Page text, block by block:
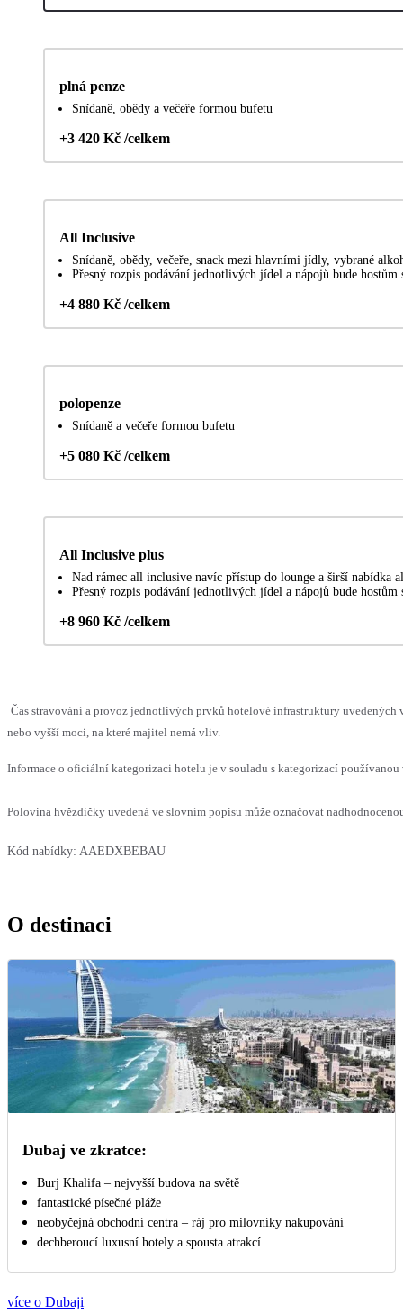
plná penze
Snídaně, obědy a večeře formou bufetu
+3 420 Kč /celkem
All Inclusive
Snídaně, obědy, večeře, snack mezi hlavními jídly, vybrané
Přesný rozpis podávání jednotlivých jídel a nápojů bude
+4 880 Kč /celkem
polopenze
Snídaně a večeře formou bufetu
+5 080 Kč /celkem
All Inclusive plus
Nad rámec all inclusive navíc přístup do lounge a širší nabídka
Přesný rozpis podávání jednotlivých jídel a nápojů bude
+8 960 Kč /celkem
Čas stravování a provoz jednotlivých prvků hotelové infrastruktury uvedených
nebo vyšší moci, na které majitel nemá vliv.
Informace o oficiální kategorizaci hotelu je v souladu s kategorizací
Polovina hvězdičky uvedená ve slovním popisu může označovat
Kód nabídky: AAEDXBEBAU
O destinaci
Dubaj ve zkratce:
Burj Khalifa – nejvyšší budova na světě
fantastické písečné pláže
neobyčejná obchodní centra – ráj pro milovníky nakupování
dechberoucí luxusní hotely a spousta atrakcí
více o Dubaji